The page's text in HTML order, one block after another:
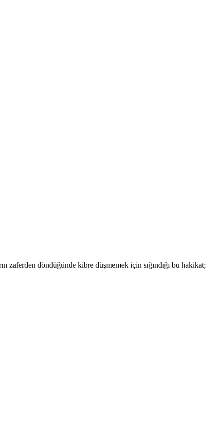
zaferden döndüğünde kibre düşmemek için sığındığı bu hakikat;